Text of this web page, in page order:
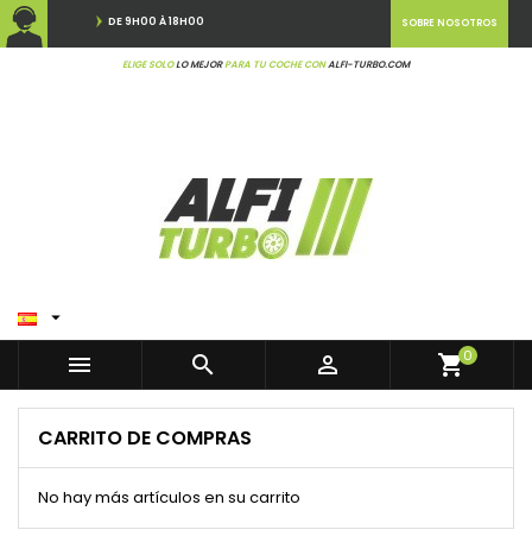
DE 9H00 À 18H00
ELIGE SOLOLO MEJORPARA TU COCHE CONALFI-TURBO.COM
SOBRE NOSOTROS

   shopping_cart0
CARRITO DE COMPRAS
No hay más artículos en su carrito